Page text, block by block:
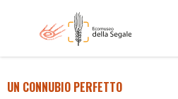
UN CONNUBIO PERFETTO